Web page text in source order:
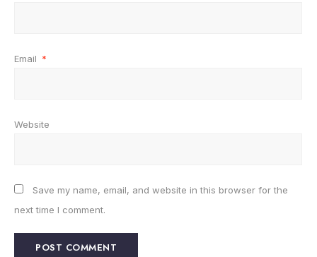
Email *
Website
Save my name, email, and website in this browser for the
next time I comment.